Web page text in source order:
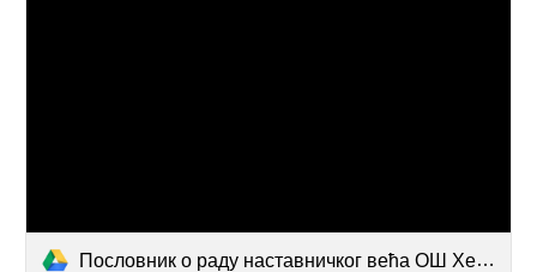
Пословник о раду наставничког већа ОШ Херој Иван Мукер.pdf